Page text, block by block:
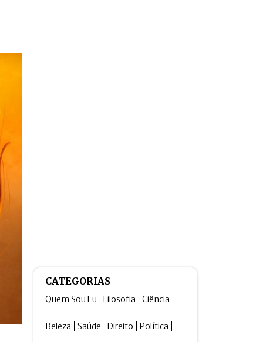
CATEGORIAS
Quem Sou Eu Filosofia Ciência
Beleza Saúde Direito Política